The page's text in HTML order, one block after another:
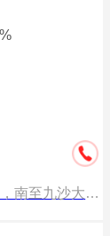
西至五号河，北至九堡家苑二区